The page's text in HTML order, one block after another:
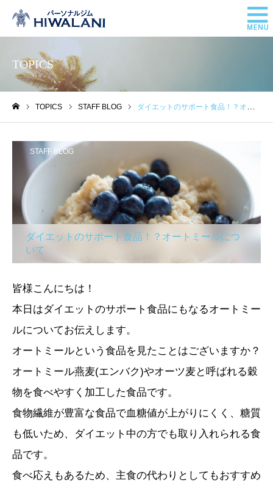
TOPICS
TOPICS STAFF BLOG ダイエットのサポート食品！？オートミールについて
STAFF BLOG
ダイエットのサポート食品！？オートミールにつ
いて
皆様こんにちは！
本日はダイエットのサポート食品にもなるオートミー
ルについてお伝えします。
オートミールという食品を見たことはございますか？
オートミール燕麦(エンバク)やオーツ麦と呼ばれる穀
物を食べやすく加工した食品です。
食物繊維が豊富な食品で血糖値が上がりにくく、糖質
も低いため、ダイエット中の方でも取り入れられる食
品です。
食べ応えもあるため、主食の代わりとしてもおすすめ